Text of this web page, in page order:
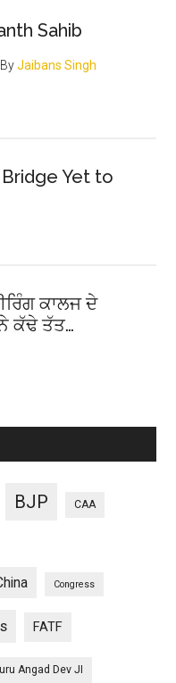
Sahib
ByJaibans Singh
Bridge Yet to
ਕਾਲਜ ਦੇ
ਕੱਢੇ ਤੱਤ…
BJP CAA
Congress
FATF
Angad Dev JI